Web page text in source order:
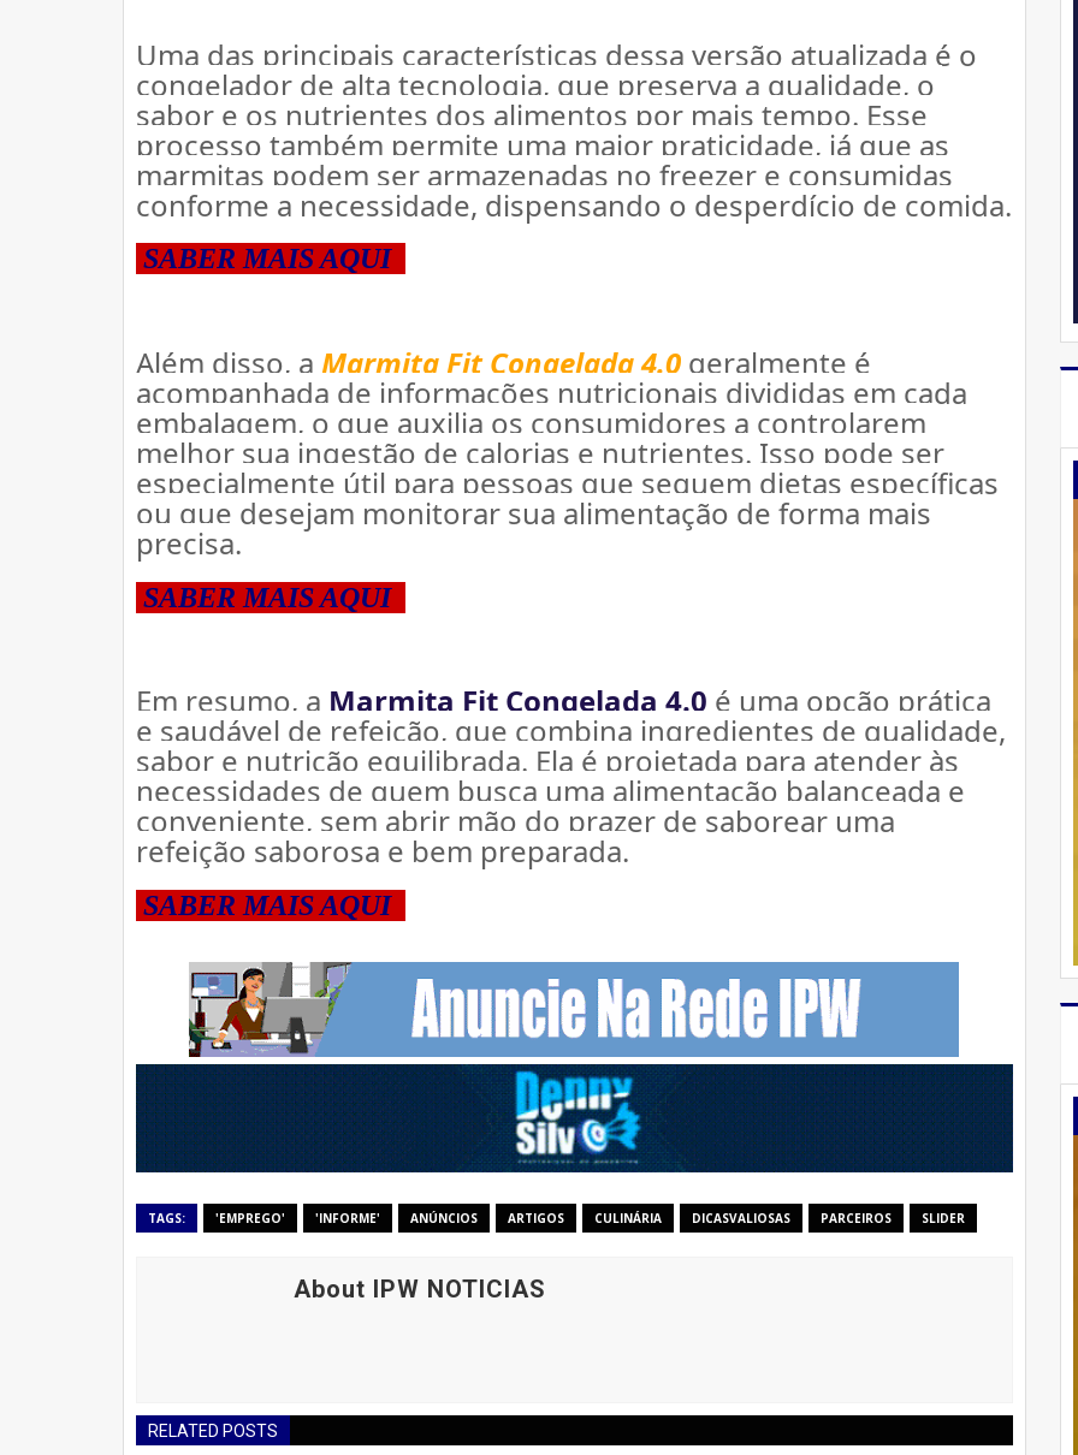
Uma das principais características dessa versão atualizada é o
congelador de alta tecnologia, que preserva a qualidade, o
sabor e os nutrientes dos alimentos por mais tempo. Esse
processo também permite uma maior praticidade, já que as
marmitas podem ser armazenadas no freezer e consumidas
conforme a necessidade, dispensando o desperdício de comida.
SABER MAIS AQUI
Além disso, a Marmita Fit Congelada 4.0 geralmente é
acompanhada de informações nutricionais divididas em cada
embalagem, o que auxilia os consumidores a controlarem
melhor sua ingestão de calorias e nutrientes. Isso pode ser
especialmente útil para pessoas que seguem dietas específicas
ou que desejam monitorar sua alimentação de forma mais
precisa.
SABER MAIS AQUI
Em resumo, a Marmita Fit Congelada 4.0 é uma opção prática
e saudável de refeição, que combina ingredientes de qualidade,
sabor e nutrição equilibrada. Ela é projetada para atender às
necessidades de quem busca uma alimentação balanceada e
conveniente, sem abrir mão do prazer de saborear uma
refeição saborosa e bem preparada.
SABER MAIS AQUI
TAGS: 'EMPREGO' 'INFORME' ANÚNCIOS ARTIGOS CULINÁRIA DICASVALIOSAS PARCEIROS SLIDER
About IPW NOTICIAS
RELATED POSTS